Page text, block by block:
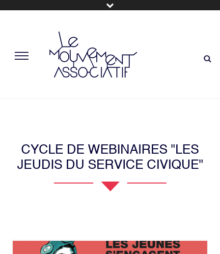
CYCLE DE WEBINAIRES "LES
JEUDIS DU SERVICE CIVIQUE"